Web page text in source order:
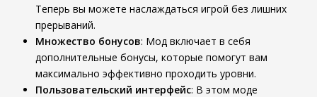
Теперь вы можете наслаждаться игрой без лишних
прерываний.
Множество бонусов: Мод включает в себя
дополнительные бонусы, которые помогут вам
максимально эффективно проходить уровни.
Пользовательский интерфейс: В этом моде